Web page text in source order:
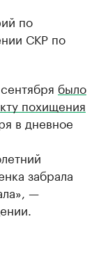
по
СКР по
было
похищения
в дневное
забрала
—